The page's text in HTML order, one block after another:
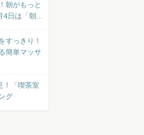
朝がもっと
日は「朝...
すっきり！
簡単マッサ
！「喫茶室
グ